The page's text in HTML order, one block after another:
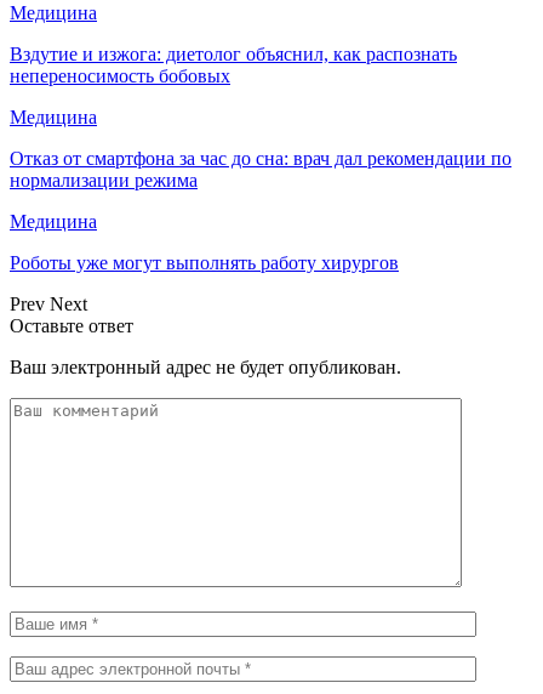
Медицина
Вздутие и изжога: диетолог объяснил, как распознать
непереносимость бобовых
Медицина
Отказ от смартфона за час до сна: врач дал рекомендации по
нормализации режима
Медицина
Роботы уже могут выполнять работу хирургов
Prev Next
Оставьте ответ
Ваш электронный адрес не будет опубликован.